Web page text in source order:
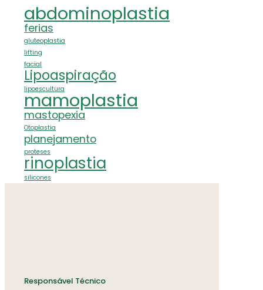
abdominoplastia
ferias
gluteoplastia
lifting
facial
Lipoaspiração
lipoescultura
mamoplastia
mastopexia
Otoplastia
planejamento
proteses
rinoplastia
silicones
Responsável Técnico